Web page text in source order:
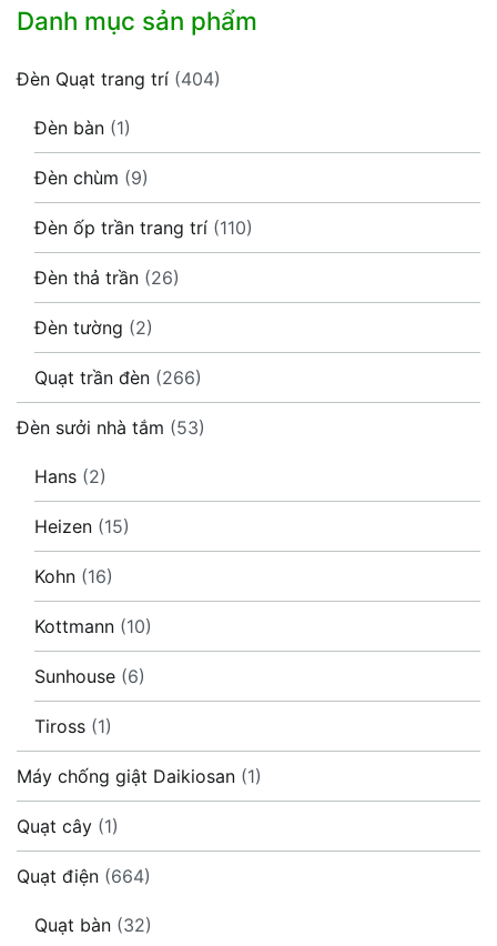
Danh mục sản phẩm
Đèn Quạt trang trí (404)
Đèn bàn (1)
Đèn chùm (9)
Đèn ốp trần trang trí (110)
Đèn thả trần (26)
Đèn tường (2)
Quạt trần đèn (266)
Đèn sưởi nhà tắm (53)
Hans (2)
Heizen (15)
Kohn (16)
Kottmann (10)
Sunhouse (6)
Tiross (1)
Máy chống giật Daikiosan (1)
Quạt cây (1)
Quạt điện (664)
Quạt bàn (32)